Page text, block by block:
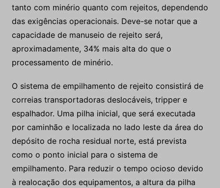
tanto com minério quanto com rejeitos, dependendo
das exigências operacionais. Deve-se notar que a
capacidade de manuseio de rejeito será,
aproximadamente, 34% mais alta do que o
processamento de minério.
O sistema de empilhamento de rejeito consistirá de
correias transportadoras deslocáveis, tripper e
espalhador. Uma pilha inicial, que será executada
por caminhão e localizada no lado leste da área do
depósito de rocha residual norte, está prevista
como o ponto inicial para o sistema de
empilhamento. Para reduzir o tempo ocioso devido
à realocação dos equipamentos, a altura da pilha